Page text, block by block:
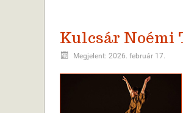
Kulcsár Noémi
Megjelent: 2026. február 17.